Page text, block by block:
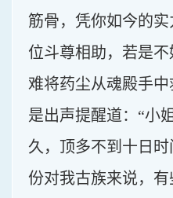
筋骨，凭你如今的
位斗尊相助，若是
难将药尘从魂殿手
是出声提醒道：“小
久，顶多不到十日
份对我古族来说，